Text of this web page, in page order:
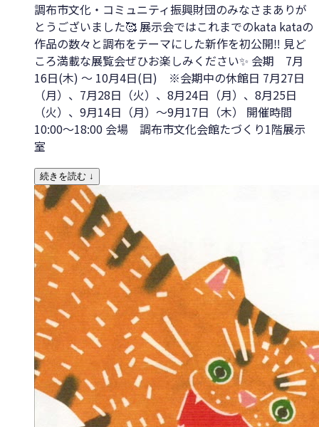
調布市文化・コミュニティ振興財団のみなさまありが
とうございました🥰 展示会ではこれまでのkata kataの
作品の数々と調布をテーマにした新作を初公開‼️ 見ど
ころ満載な展覧会ぜひお楽しみください✨ 会期 7月
16日(木) 〜 10月4日(日) ※会期中の休館日 7月27日
（月）、7月28日（火）、8月24日（月）、8月25日
（火）、9月14日（月）～9月17日（木） 開催時間
10:00～18:00 会場 調布市文化会館たづくり1階展示
室
続きを読む ↓